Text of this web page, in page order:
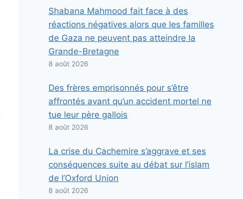
Shabana Mahmood fait face à des
réactions négatives alors que les familles
de Gaza ne peuvent pas atteindre la
Grande-Bretagne
8 août 2026
Des frères emprisonnés pour s’être
affrontés avant qu’un accident mortel ne
tue leur père gallois
8 août 2026
La crise du Cachemire s’aggrave et ses
conséquences suite au débat sur l’islam
de l’Oxford Union
8 août 2026